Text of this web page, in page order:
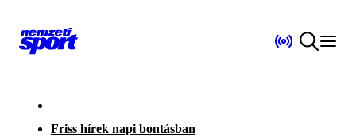
Friss hírek napi bontásban